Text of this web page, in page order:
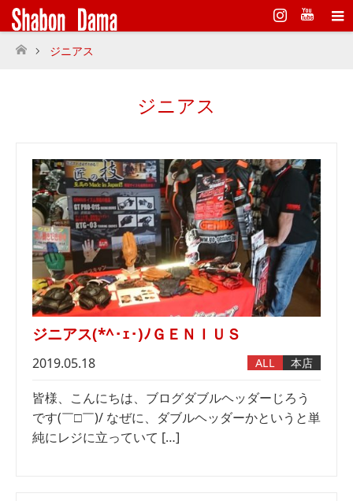
Instagram
ホーム
ジニアス
ジニアス
ジニアス(*^･ｪ･)ﾉＧＥＮＩＵＳ
2019.05.18 ALL 本店
皆様、こんにちは、ブログダブルヘッダーじろう
です(￣□￣)/ なぜに、ダブルヘッダーかというと単
純にレジに立っていて […]